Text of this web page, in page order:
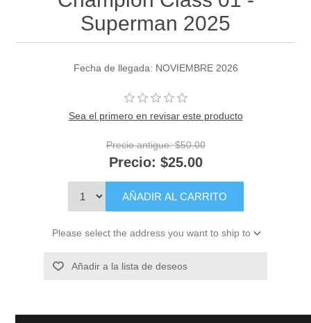
Superman 2025
Fecha de llegada: NOVIEMBRE 2026
Sea el primero en revisar este producto
Precio antiguo: $50.00
Precio: $25.00
AÑADIR AL CARRITO
Please select the address you want to ship to
Añadir a la lista de deseos